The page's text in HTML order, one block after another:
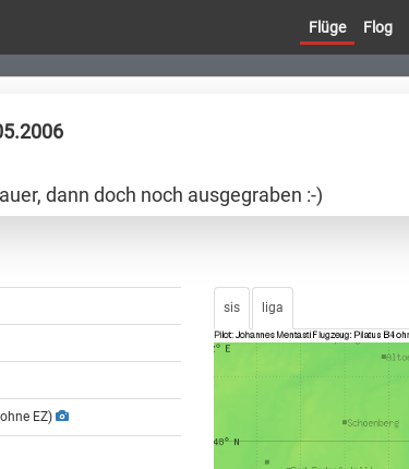
Flüge Flog
dann doch noch ausgegraben :-)
EZ)
sis liga